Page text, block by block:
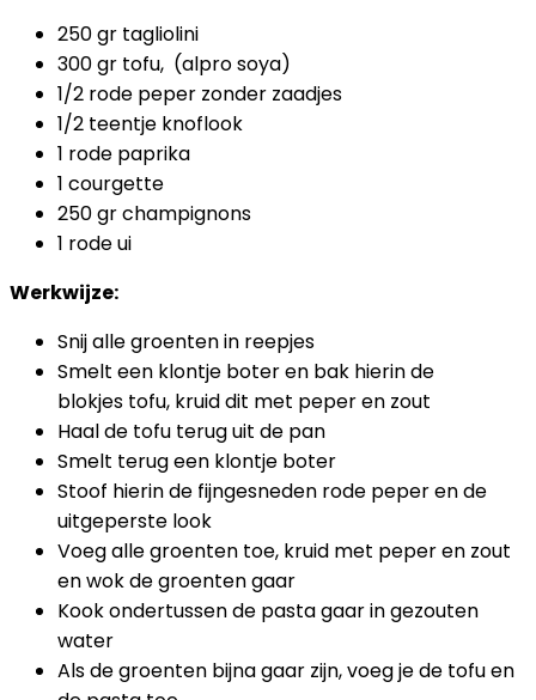
250 gr tagliolini
300 gr tofu, (alpro soya)
1/2 rode peper zonder zaadjes
1/2 teentje knoflook
1 rode paprika
1 courgette
250 gr champignons
1 rode ui
Werkwijze:
Snij alle groenten in reepjes
Smelt een klontje boter en bak hierin de
blokjes tofu, kruid dit met peper en zout
Haal de tofu terug uit de pan
Smelt terug een klontje boter
Stoof hierin de fijngesneden rode peper en de
uitgeperste look
Voeg alle groenten toe, kruid met peper en zout
en wok de groenten gaar
Kook ondertussen de pasta gaar in gezouten
water
Als de groenten bijna gaar zijn, voeg je de tofu en